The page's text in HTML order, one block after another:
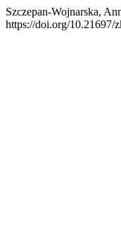
Szczepan-Wojnarska,
https://doi.org/10.21697/